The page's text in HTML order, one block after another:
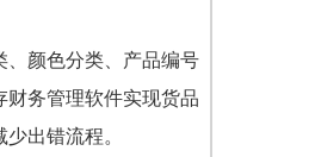
、颜色分类、产品编号
财务管理软件实现货品
出错流程。